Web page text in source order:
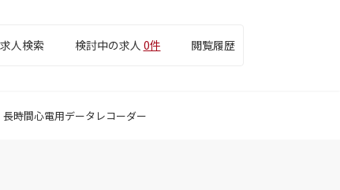
求人検索 検討中の求人 0件 閲覧履歴
時間心電用データレコーダー